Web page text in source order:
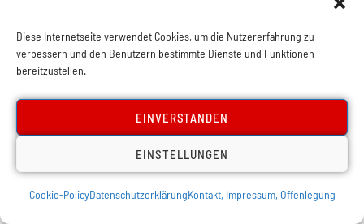
Diese Internetseite verwendet Cookies, um die Nutzererfahrung zu
verbessern und den Benutzern bestimmte Dienste und Funktionen
bereitzustellen.
EINVERSTANDEN
EINSTELLUNGEN
Cookie-PolicyDatenschutzerklärungKontakt, Impressum, Offenlegung
staatlichen Bürokratie, die unter der Leitung des
österreichischen Kapitals wirtschaftspolitische Ziele
festsetzte. Deshalb unter der Leitung des
österreichischen Kapitals, weil nicht nur die
Unternehmervertreter sondern auch die
Gewerkschaftsführer eine Hauptprämisse ihres
Handelns in der Aufrechterhaltung der kapitalistischen